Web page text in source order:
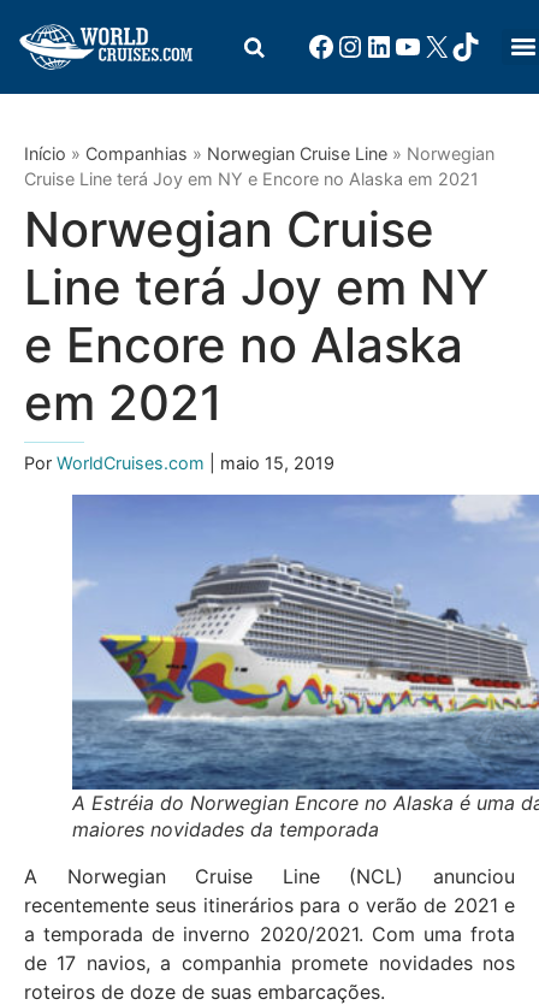
Início » Companhias » Norwegian Cruise Line » Norwegian
Cruise Line terá Joy em NY e Encore no Alaska em 2021
Norwegian Cruise
Line terá Joy em NY
e Encore no Alaska
em 2021
Por WorldCruises.com | maio 15, 2019
A Estréia do Norwegian Encore no Alaska é uma
maiores novidades da temporada
A Norwegian Cruise Line (NCL) anunciou
recentemente seus itinerários para o verão de 2021 e
a temporada de inverno 2020/2021. Com uma frota
de 17 navios, a companhia promete novidades nos
roteiros de doze de suas embarcações.